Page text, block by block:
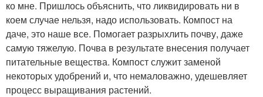
ко мне. Пришлось объяснить, что ликвидировать ни в
коем случае нельзя, надо использовать. Компост на
даче, это наше все. Помогает разрыхлить почву, даже
самую тяжелую. Почва в результате внесения получает
питательные вещества. Компост служит заменой
некоторых удобрений и, что немаловажно, удешевляет
процесс выращивания растений.